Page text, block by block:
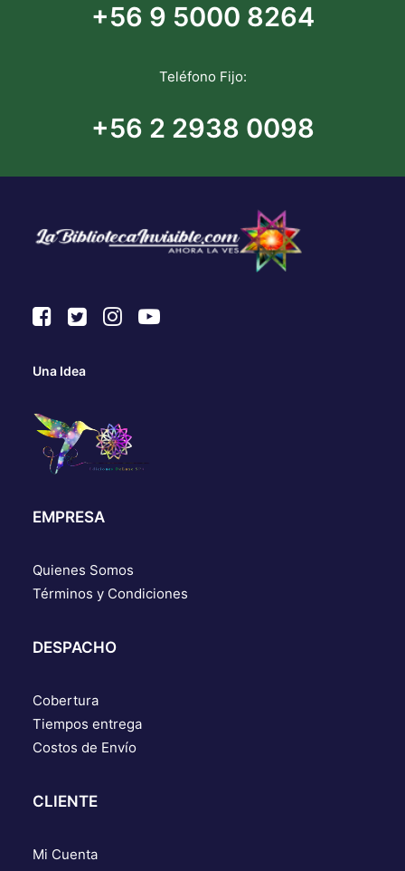
+56 9 5000 8264
Teléfono Fijo:
+56 2 2938 0098
Una Idea
EMPRESA
Quienes Somos
Términos y Condiciones
DESPACHO
Cobertura
Tiempos entrega
Costos de Envío
CLIENTE
Mi Cuenta